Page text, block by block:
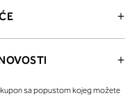
sa popustom kojeg možete